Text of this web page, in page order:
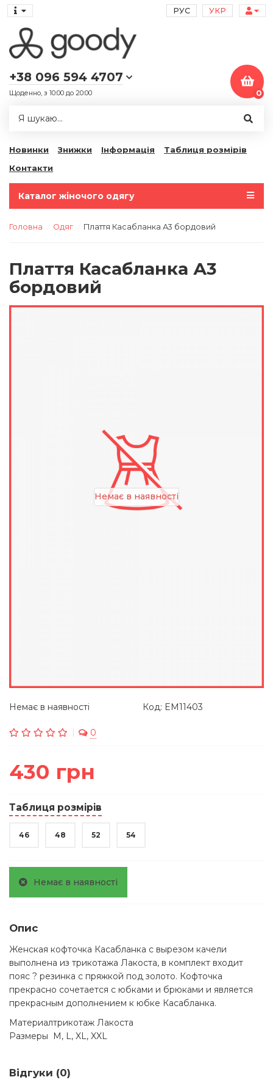
РУС УКР
+38 096 594 4707
Щоденно, з 10:00 до 20:00 0
Новинки Знижки Інформація
Таблиця розмірів
Контакти
Каталог жіночого одягу
Головна Одяг Плаття Касабланка А3 бордовий
Плаття Касабланка А3
бордовий
Немає в наявності
Немає в наявності Код: EM11403
0
430 грн
Таблиця розмірів
46 48 52 54
Немає в наявності
Опис
Женская кофточка Касабланка с вырезом качели
выполнена из трикотажа Лакоста, в комплект входит
пояс ? резинка с пряжкой под золото. Кофточка
прекрасно сочетается с юбками и брюками и является
прекрасным дополнением к юбке Касабланка.
Материалтрикотаж Лакоста
Размеры
M, L, XL, XXL
Відгуки (0)